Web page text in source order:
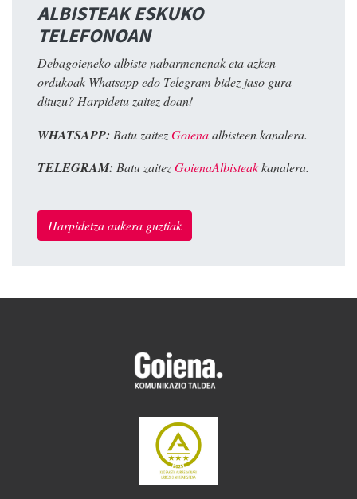
ALBISTEAK ESKUKO
TELEFONOAN
Debagoieneko albiste nabarmenenak eta azken
ordukoak Whatsapp edo Telegram bidez jaso gura
dituzu? Harpidetu zaitez doan!
WHATSAPP: Batu zaitezGoienaalbisteen kanalera.
TELEGRAM: Batu zaitezGoienaAlbisteakkanalera.
Harpidetza aukera guztiak